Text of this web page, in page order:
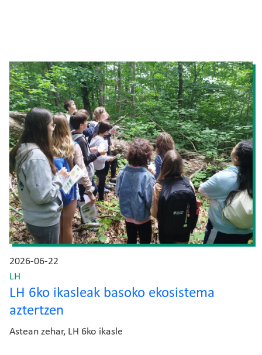
Irudia
2026-06-22
LH
LH 6ko ikasleak basoko ekosistema
aztertzen
Astean zehar, LH 6ko ikasle